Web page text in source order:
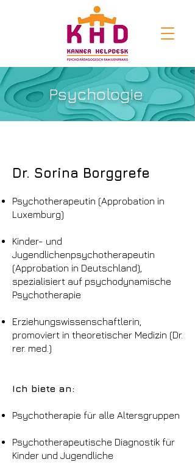
Psychologie
Dr. Sorina Borggrefe
Psychotherapeutin (Approbation in
Luxemburg)
Kinder- und
Jugendlichenpsychotherapeutin
(Approbation in Deutschland),
spezialisiert auf psychodynamische
Psychotherapie
Erziehungswissenschaftlerin,
promoviert in theoretischer Medizin (Dr.
rer. med.)
Ich biete an:
Psychotherapie für alle Altersgruppen
Psychotherapeutische Diagnostik für
Kinder und Jugendliche